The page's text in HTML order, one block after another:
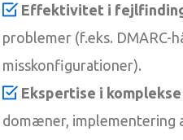
Effektivitet i
problemer (f.eks. DMARC-
misskonfigurationer).
Ekspertise i
domæner, implementering